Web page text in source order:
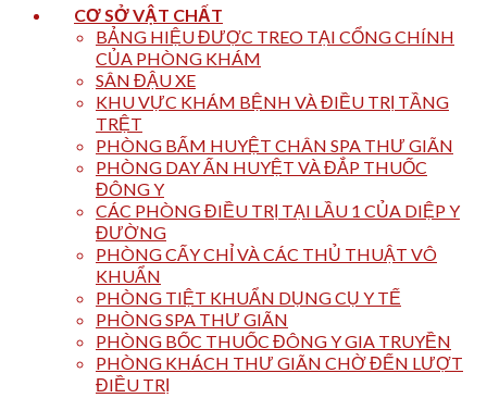
CƠ SỞ VẬT CHẤT
BẢNG HIỆU ĐƯỢC TREO TẠI CỔNG CHÍNH
CỦA PHÒNG KHÁM
SÂN ĐẬU XE
KHU VỰC KHÁM BỆNH VÀ ĐIỀU TRỊ TẦNG
TRỆT
PHÒNG BẤM HUYỆT CHÂN SPA THƯ GIÃN
PHÒNG DAY ẤN HUYỆT VÀ ĐẮP THUỐC
ĐÔNG Y
CÁC PHÒNG ĐIỀU TRỊ TẠI LẦU 1 CỦA DIỆP Y
ĐƯỜNG
PHÒNG CẤY CHỈ VÀ CÁC THỦ THUẬT VÔ
KHUẨN
PHÒNG TIỆT KHUẨN DỤNG CỤ Y TẾ
PHÒNG SPA THƯ GIÃN
PHÒNG BỐC THUỐC ĐÔNG Y GIA TRUYỀN
PHÒNG KHÁCH THƯ GIÃN CHỜ ĐẾN LƯỢT
ĐIỀU TRỊ